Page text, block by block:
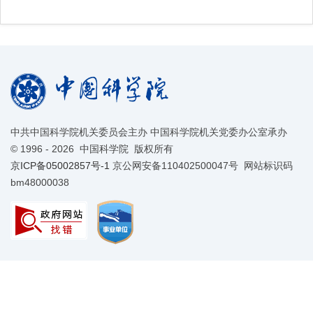
中共中国科学院机关委员会主办 中国科学院机关党委办公室承办
© 1996 - 2026 中国科学院 版权所有
京ICP备05002857号-1 京公网安备110402500047号 网站标识码
bm48000038